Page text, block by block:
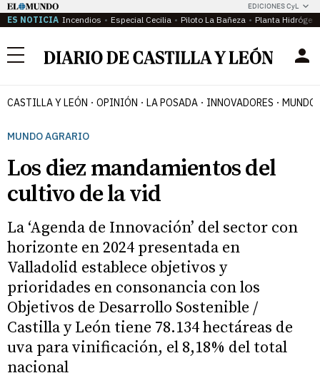
EDICIONES CyL
ES NOTICIA Incendios Especial Cecilia Piloto La Bañeza Planta
Menú
CASTILLA Y LEÓN OPINIÓN LA POSADA INNOVADORES MUNDO
MUNDO AGRARIO
Los diez mandamientos del
cultivo de la vid
La ‘Agenda de Innovación’ del sector con
horizonte en 2024 presentada en
Valladolid establece objetivos y
prioridades en consonancia con los
Objetivos de Desarrollo Sostenible /
Castilla y León tiene 78.134 hectáreas de
uva para vinificación, el 8,18% del total
nacional